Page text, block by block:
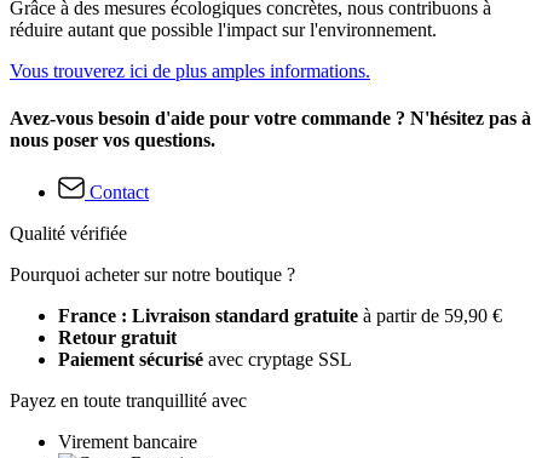
Grâce à des mesures écologiques concrètes, nous contribuons à
réduire autant que possible l'impact sur l'environnement.
Vous trouverez ici de plus amples informations.
Avez-vous besoin d'aide pour votre commande ? N'hésitez pas à
nous poser vos questions.
Contact
Qualité vérifiée
Pourquoi acheter sur notre boutique ?
France : Livraison standard gratuite à partir de 59,90 €
Retour gratuit
Paiement sécurisé avec cryptage SSL
Payez en toute tranquillité avec
Virement bancaire